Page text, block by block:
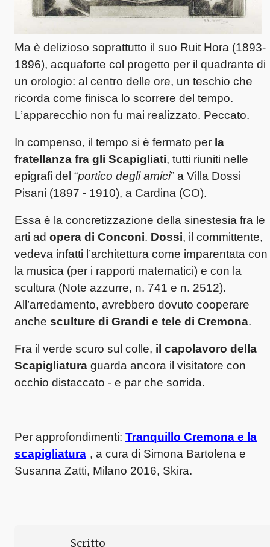
Ma è delizioso soprattutto il suo Ruit Hora (1893-
1896), acquaforte col progetto per il quadrante di
un orologio: al centro delle ore, un teschio che
ricorda come finisca lo scorrere del tempo.
L’apparecchio non fu mai realizzato. Peccato.
In compenso, il tempo si è fermato per la
fratellanza fra gli Scapigliati, tutti riuniti nelle
epigrafi del “portico degli amici” a Villa Dossi
Pisani (1897 - 1910), a Cardina (CO).
Essa è la concretizzazione della sinestesia fra le
arti ad opera di Conconi. Dossi, il committente,
vedeva infatti l’architettura come imparentata con
la musica (per i rapporti matematici) e con la
scultura (Note azzurre, n. 741 e n. 2512).
All’arredamento, avrebbero dovuto cooperare
anche sculture di Grandi e tele di Cremona.
Fra il verde scuro sul colle, il capolavoro della
Scapigliatura guarda ancora il visitatore con
occhio distaccato - e par che sorrida.
Per approfondimenti: Tranquillo Cremona e la
scapigliatura , a cura di Simona Bartolena e
Susanna Zatti, Milano 2016, Skira.
Scritto